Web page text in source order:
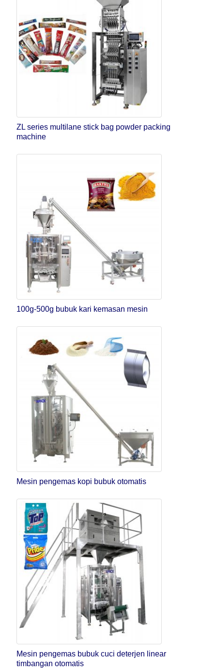
ZL series multilane stick bag powder packing
machine
100g-500g bubuk kari kemasan mesin
Mesin pengemas kopi bubuk otomatis
Mesin pengemas bubuk cuci deterjen linear
timbangan otomatis